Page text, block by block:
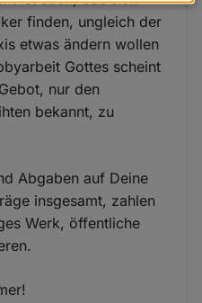
finden, ungleich der
etwas ändern wollen
Gottes scheint
nur den
bekannt, zu
Abgaben auf Deine
insgesamt, zahlen
Werk, öffentliche